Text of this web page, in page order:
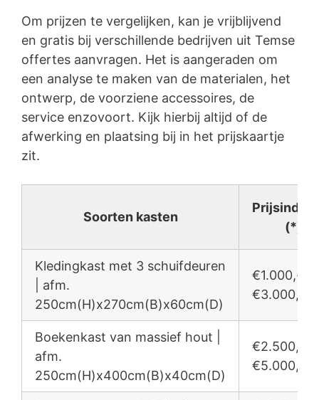
Om prijzen te vergelijken, kan je vrijblijvend
en gratis bij verschillende bedrijven uit Temse
offertes aanvragen. Het is aangeraden om
een analyse te maken van de materialen, het
ontwerp, de voorziene accessoires, de
service enzovoort. Kijk hierbij altijd of de
afwerking en plaatsing bij in het prijskaartje
zit.
Soorten kasten
(*)
Kledingkast met 3 schuifdeuren
| afm.
250cm(H)x270cm(B)x60cm(D)
€1.000,- /
€3.000,-
Boekenkast van massief hout |
afm.
250cm(H)x400cm(B)x40cm(D)
€2.500,- /
€5.000,-